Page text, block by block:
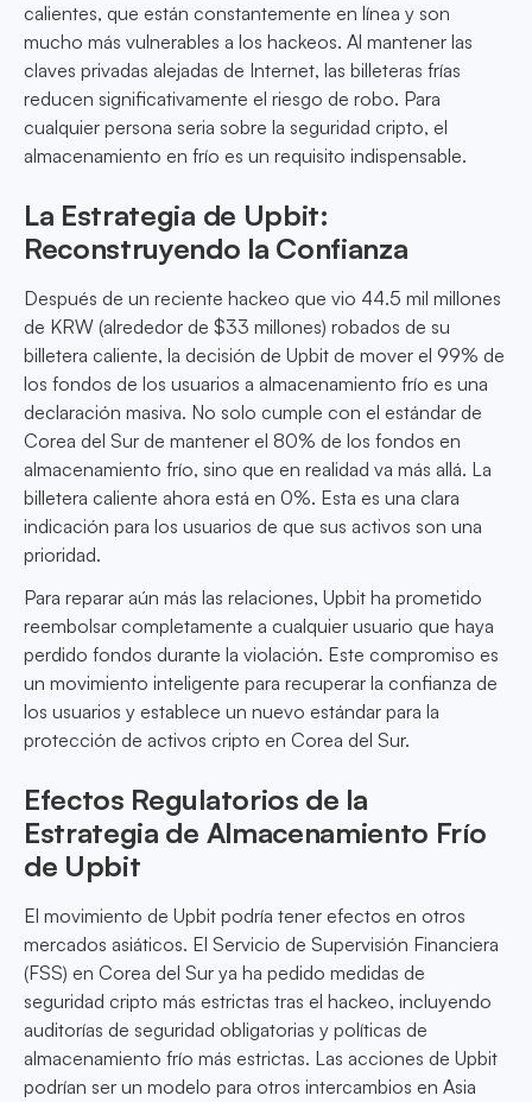
calientes, que están constantemente en línea y son
mucho más vulnerables a los hackeos. Al mantener las
claves privadas alejadas de Internet, las billeteras frías
reducen significativamente el riesgo de robo. Para
cualquier persona seria sobre la seguridad cripto, el
almacenamiento en frío es un requisito indispensable.
La Estrategia de Upbit:
Reconstruyendo la Confianza
Después de un reciente hackeo que vio 44.5 mil millones
de KRW (alrededor de $33 millones) robados de su
billetera caliente, la decisión de Upbit de mover el 99% de
los fondos de los usuarios a almacenamiento frío es una
declaración masiva. No solo cumple con el estándar de
Corea del Sur de mantener el 80% de los fondos en
almacenamiento frío, sino que en realidad va más allá. La
billetera caliente ahora está en 0%. Esta es una clara
indicación para los usuarios de que sus activos son una
prioridad.
Para reparar aún más las relaciones, Upbit ha prometido
reembolsar completamente a cualquier usuario que haya
perdido fondos durante la violación. Este compromiso es
un movimiento inteligente para recuperar la confianza de
los usuarios y establece un nuevo estándar para la
protección de activos cripto en Corea del Sur.
Efectos Regulatorios de la
Estrategia de Almacenamiento Frío
de Upbit
El movimiento de Upbit podría tener efectos en otros
mercados asiáticos. El Servicio de Supervisión Financiera
(FSS) en Corea del Sur ya ha pedido medidas de
seguridad cripto más estrictas tras el hackeo, incluyendo
auditorías de seguridad obligatorias y políticas de
almacenamiento frío más estrictas. Las acciones de Upbit
podrían ser un modelo para otros intercambios en Asia